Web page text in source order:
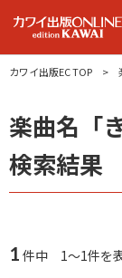
カワイ出版EC TOP
楽曲名「
検索結果
1 件中 1～1件を